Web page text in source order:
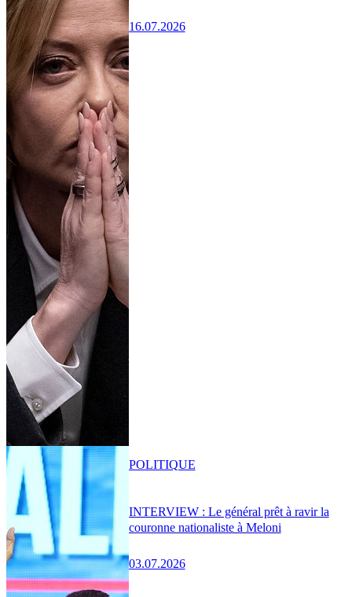
16.07.2026
INTERVIEW : Le général prêt à ravir la
couronne nationaliste à Meloni
03.07.2026
POLITIQUE